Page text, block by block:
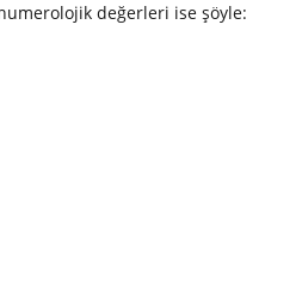
değerleri ise şöyle: